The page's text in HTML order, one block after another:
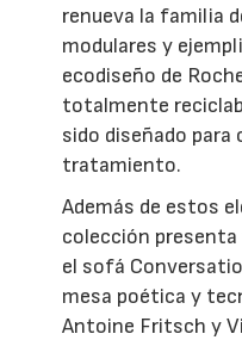
renueva la familia
modulares y
ecodiseño de
totalmente
sido diseñado para
tratamiento.
Además de estos
colección
el sofá
mesa poética y
Antoine Fritsch y